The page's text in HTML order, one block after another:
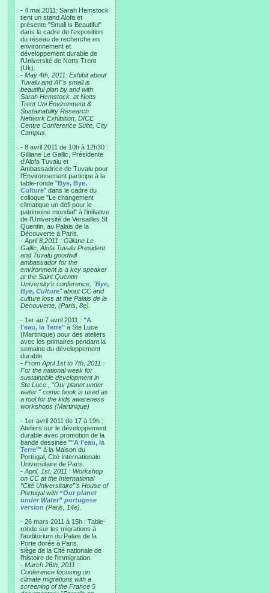
- 4 mai 2011: Sarah Hemstock
tient un stand Alofa et
présente "Small is Beautiful"
dans le cadre de l'exposition
du réseau de recherche en
environnement et
développement durable de
l'Université de Notts Trent
(Uk).
- May 4th, 2011: Exhibit about
Tuvalu and AT’s small is
beautiful plan by and with
Sarah Hemstock. at Notts
Trent Uni Environment &
Sustainability Research
Network Exhibition, DICE
Centre Conference Suite, City
Campus.
- 8 avril 2011 de 10h à 12h30 :
Gilliane Le Gallic, Présidente
d'Alofa Tuvalu et
Ambassadrice de Tuvalu pour
l'Environnement participe à la
table-ronde "Bye, Bye,
Culture" dans le cadre du
colloque "Le changement
climatique un défi pour le
patrimoine mondial" à l'initiative
de l'Université de Versailles St
Quentin, au Palais de la
Découverte à Paris.
- April 8,2011 : Gilliane Le
Gallic, Alofa Tuvalu President
and Tuvalu goodwill
ambassador for the
environment is a key speaker
at the Saint Quentin
University’s conference, "Bye,
Bye, Culture" about CC and
culture loss at the Palais de la
Decouverte, (Paris, 8e).
- 1er au 7 avril 2011 : "A
l'eau, la Terre" à Ste Luce
(Martinique) pour des ateliers
avec les primaires pendant la
semaine du développement
durable.
- From April 1st to 7th, 2011 :
For the national week for
sustainable development in
Ste Luce , "Our planet under
water " comic book is used as
a tool for the kids awareness
workshops (Martinique)
- 1er avril 2011 de 17 à 19h :
Ateliers sur le développement
durable avec promotion de la
bande dessinée ""A l'eau, la
Terre"" à la Maison du
Portugal, Cité Internationale
Universitaire de Paris.
- April, 1st, 2011 : Workshop
on CC at the International
“Cité Universitaire”’s House of
Portugal with “Our planet
under Water” portugese
version (Paris, 14e).
- 26 mars 2011 à 15h : Table-
ronde sur les migrations à
l’auditorium du Palais de la
Porte dorée à Paris,
siège de la Cité nationale de
l’histoire de l’immigration.
- March 26th, 2011 :
Conference focusing on
climate migrations with a
screening of the France 5